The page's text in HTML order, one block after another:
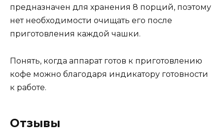
предназначен для хранения 8 порций, поэтому
нет необходимости очищать его после
приготовления каждой чашки.
Понять, когда аппарат готов к приготовлению
кофе можно благодаря индикатору готовности
к работе.
Отзывы